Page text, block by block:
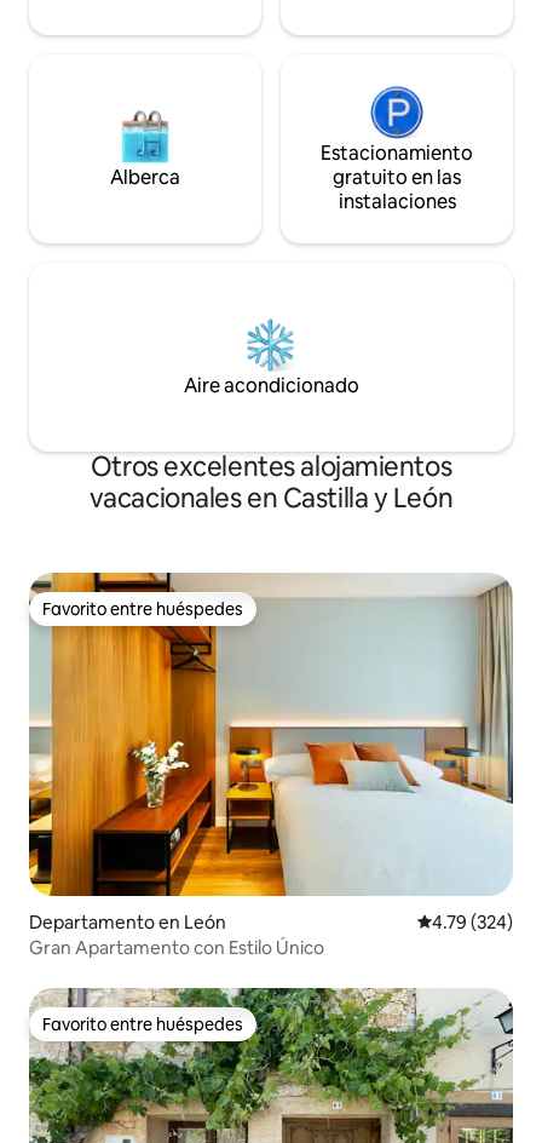
Alberca
Estacionamiento
gratuito en las
instalaciones
Aire acondicionado
Otros excelentes alojamientos
vacacionales en Castilla y León
Favorito entre huéspedes
Favorito entre huéspedes
Departamento en León Calificación
4.79 (324)
Gran Apartamento con Estilo Único
Favorito entre huéspedes
Favorito entre huéspedes